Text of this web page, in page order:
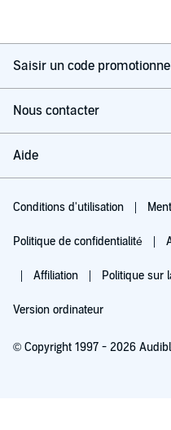
Saisir un code
Nous contacter
Aide
Conditions d'utilisation
Politique de confidentialité
Affiliation Politique sur
Version ordinateur
© Copyright 1997 - 2026